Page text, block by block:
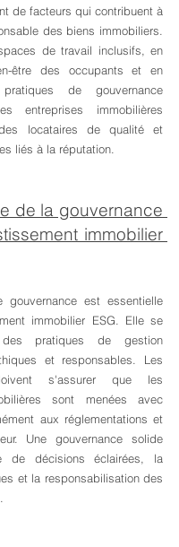
de facteurs qui contribuent à
des biens immobiliers.
de travail inclusifs, en
être des occupants et en
de gouvernance
entreprises immobilières
locataires de qualité et
liés à la réputation.
de la gouvernance
immobilier
gouvernance est essentielle
immobilier ESG. Elle se
pratiques de gestion
et responsables. Les
s'assurer que les
sont menées avec
aux réglementations et
Une gouvernance solide
de décisions éclairées, la
et la responsabilisation des